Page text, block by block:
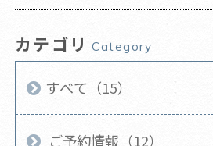
カテゴリ Category
すべて（15）
ご予約情報（12）